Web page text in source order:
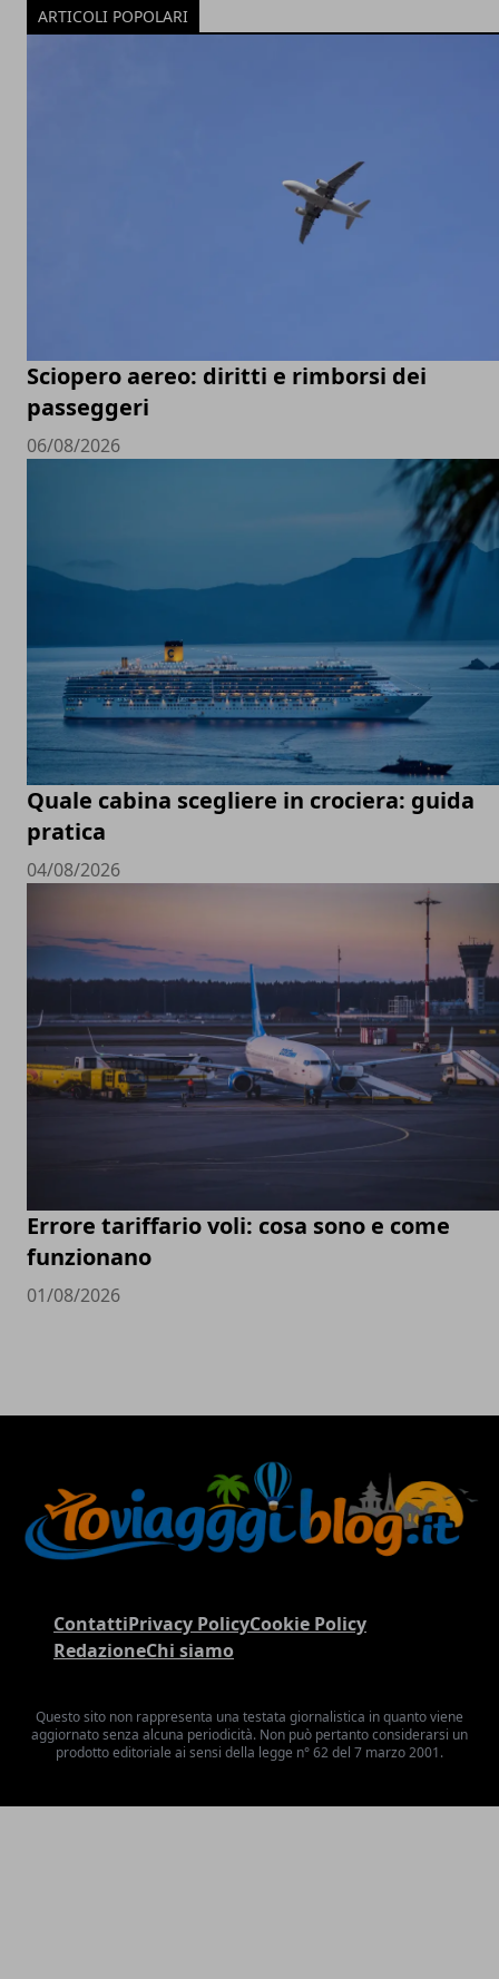
ARTICOLI POPOLARI
Sciopero aereo: diritti e rimborsi dei
passeggeri
06/08/2026
Quale cabina scegliere in crociera: guida
pratica
04/08/2026
Errore tariffario voli: cosa sono e come
funzionano
01/08/2026
ContattiPrivacy PolicyCookie Policy
RedazioneChi siamo
Questo sito non rappresenta una testata giornalistica in quanto viene
aggiornato senza alcuna periodicità. Non può pertanto considerarsi un
prodotto editoriale ai sensi della legge n° 62 del 7 marzo 2001.